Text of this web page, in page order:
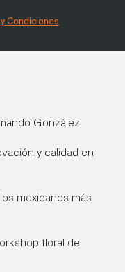
y Condiciones
González
y calidad en
mexicanos más
floral de